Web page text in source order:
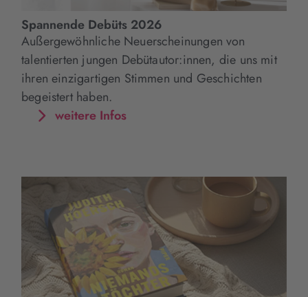
Spannende Debüts 2026
Außergewöhnliche Neuerscheinungen von
talentierten jungen Debütautor:innen, die uns mit
ihren einzigartigen Stimmen und Geschichten
begeistert haben.
weitere Infos